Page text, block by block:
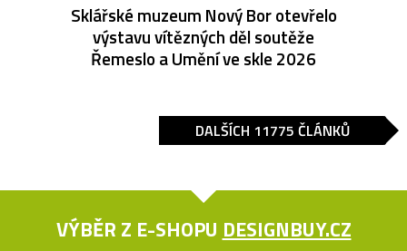
Sklářské muzeum Nový Bor otevřelo
výstavu vítězných děl soutěže
Řemeslo a Umění ve skle 2026
DALŠÍCH 11775 ČLÁNKŮ
VÝBĚR Z E-SHOPU DESIGNBUY.CZ